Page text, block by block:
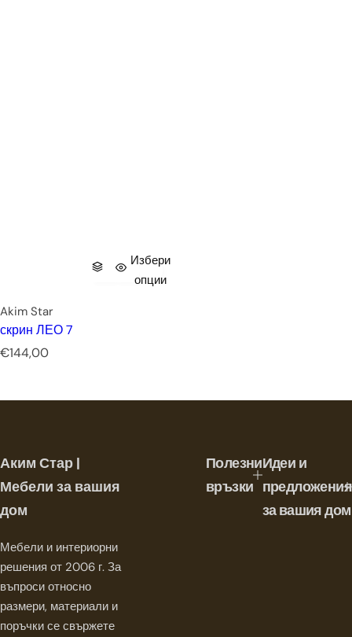
Избери
опции
Akim Star
скрин ЛЕО 7
Р
о
ц
е
а
€144,00
Аким Стар |
Мебели за вашия
дом
Мебели и интериорни
решения от 2006 г. За
въпроси относно
размери, материали и
поръчки се свържете
Полезни
връзки
Идеи и
предложения
за вашия дом